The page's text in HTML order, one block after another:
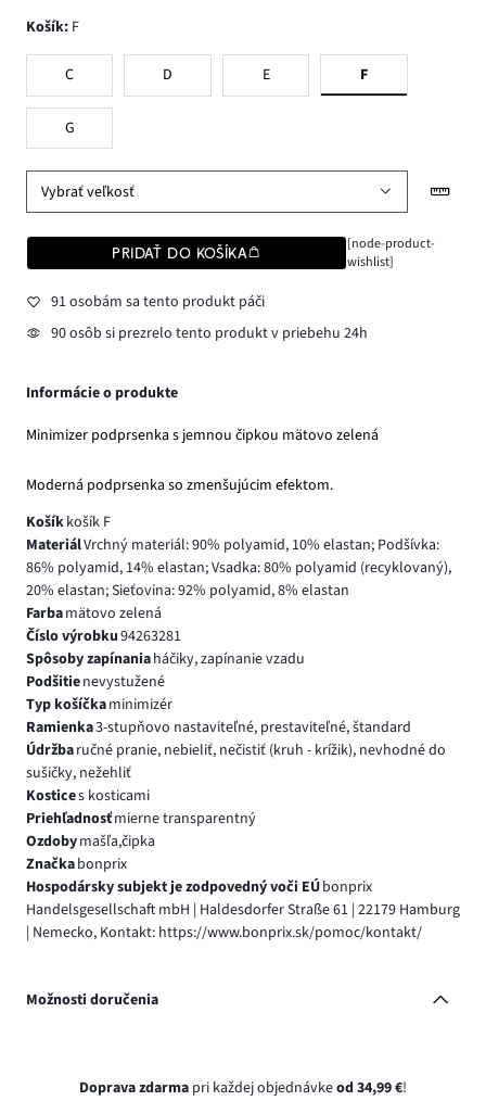
Košík: F
C D E F
G
Vybrať veľkosť
PRIDAŤ DO KOŠÍKA
[node-product-
wishlist]
91 osobám sa tento produkt páči
90 osôb si prezrelo tento produkt v priebehu 24h
Informácie o produkte
Minimizer podprsenka s jemnou čipkou mätovo zelená
Moderná podprsenka so zmenšujúcim efektom.
Košíkkošík F
MateriálVrchný materiál: 90% polyamid, 10% elastan; Podšívka:
86% polyamid, 14% elastan; Vsadka: 80% polyamid (recyklovaný),
20% elastan; Sieťovina: 92% polyamid, 8% elastan
Farbamätovo zelená
Číslo výrobku94263281
Spôsoby zapínaniaháčiky, zapínanie vzadu
Podšitienevystužené
Typ košíčkaminimizér
Ramienka3-stupňovo nastaviteľné, prestaviteľné, štandard
Údržbaručné pranie, nebieliť, nečistiť (kruh - krížik), nevhodné do
sušičky, nežehliť
Kostices kosticami
Priehľadnosťmierne transparentný
Ozdobymašľa,čipka
Značkabonprix
Hospodársky subjekt je zodpovedný voči EÚbonprix
Handelsgesellschaft mbH | Haldesdorfer Straße 61 | 22179 Hamburg
| Nemecko, Kontakt: https://www.bonprix.sk/pomoc/kontakt/
Možnosti doručenia
Doprava zdarma pri každej objednávkeod 34,99 €!